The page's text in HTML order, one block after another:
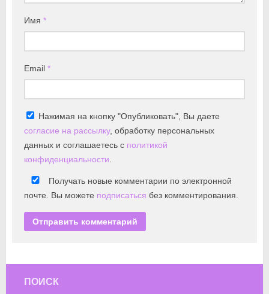
Имя *
Email *
Нажимая на кнопку "Опубликовать", Вы даете
согласие на рассылку, обработку персональных
данных и соглашаетесь с политикой
конфиденциальности
Получать новые комментарии по электронной
почте. Вы можете подписаться без комментирования.
ПОИСК